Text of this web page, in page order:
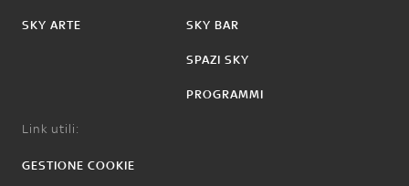
SKY ARTE SKY BAR
SPAZI SKY
PROGRAMMI
Link utili:
GESTIONE COOKIE